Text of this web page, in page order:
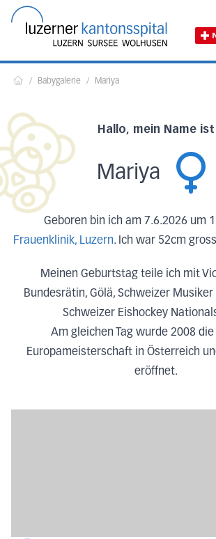
/ Babygalerie / Mariya
Hallo, mein Name ist
Mariya
Geboren bin ich am 7.6.2026 um
Frauenklinik, Luzern. Ich war 52cm
Meinen Geburtstag teile ich mit
Bundesrätin, Gölä, Schweizer Musiker
Schweizer Eishockey
Am gleichen Tag wurde 2008
Europameisterschaft in Österreich
eröffnet.